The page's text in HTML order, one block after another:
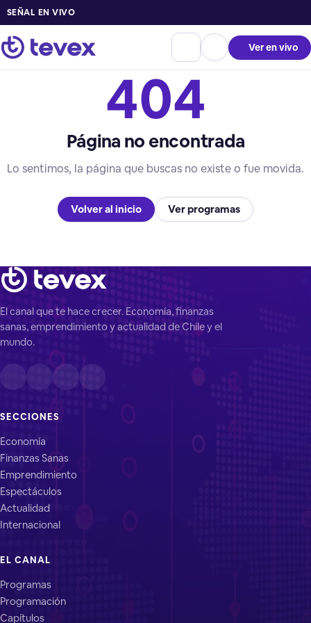
SEÑAL EN VIVO
Ver en vivo
404
Página no encontrada
Lo sentimos, la página que buscas no existe o fue movida.
Volver al inicio Ver programas
El canal que te hace crecer. Economía, finanzas
sanas, emprendimiento y actualidad de Chile y el
mundo.
SECCIONES
Economía
Finanzas Sanas
Emprendimiento
Espectáculos
Actualidad
Internacional
EL CANAL
Programas
Programación
Capítulos